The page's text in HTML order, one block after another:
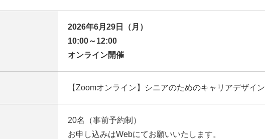
2026年6月29日（月）
10:00～12:00
オンライン開催
【Zoomオンライン】シニアのためのキャリアデザイン
20名（事前予約制）
お申し込みはWebにてお願いいたします。